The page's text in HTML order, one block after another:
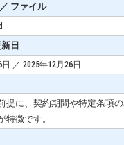
ファイル
日
／ 2025年12月26日
提に、契約期間や特定条項
特徴です。